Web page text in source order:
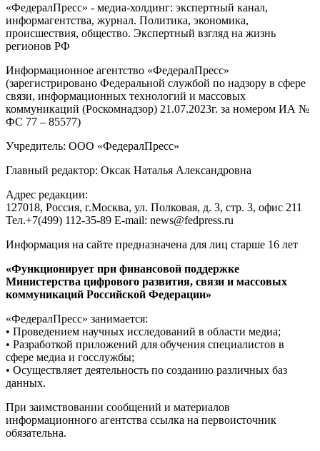
«ФедералПресс» - медиа-холдинг: экспертный канал,
информагентства, журнал. Политика, экономика,
происшествия, общество. Экспертный взгляд на жизнь
регионов РФ
Информационное агентство «ФедералПресс»
(зарегистрировано Федеральной службой по надзору в сфере
связи, информационных технологий и массовых
коммуникаций (Роскомнадзор) 21.07.2023г. за номером ИА №
ФС 77 – 85577)
Учредитель: ООО «ФедералПресс»
Главный редактор: Оксак Наталья Александровна
Адрес редакции:
127018, Россия, г.Москва, ул. Полковая, д. 3, стр. 3, офис 211
Тел.+7(499) 112-35-89 E-mail: news@fedpress.ru
Информация на сайте предназначена для лиц старше 16 лет
«Функционирует при финансовой поддержке
Министерства цифрового развития, связи и массовых
коммуникаций Российской Федерации»
«ФедералПресс» занимается:
• Проведением научных исследований в области медиа;
• Разработкой приложений для обучения специалистов в
сфере медиа и госслужбы;
• Осуществляет деятельность по созданию различных баз
данных.
При заимствовании сообщений и материалов
информационного агентства ссылка на первоисточник
обязательна.